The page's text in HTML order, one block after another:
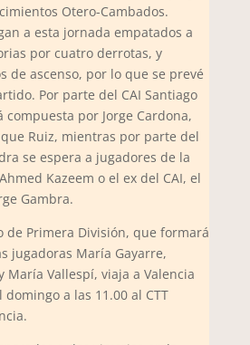
Otero-Cambados.
a esta jornada empatados a
por cuatro derrotas, y
de ascenso, por lo que se prevé
Por parte del CAI Santiago
compuesta por Jorge Cardona,
Ruiz, mientras por parte del
se espera a jugadores de la
Kazeem o el ex del CAI, el
Gambra.
de Primera División, que formará
jugadoras María Gayarre,
María Vallespí, viaja a Valencia
a las 11.00 al CTT